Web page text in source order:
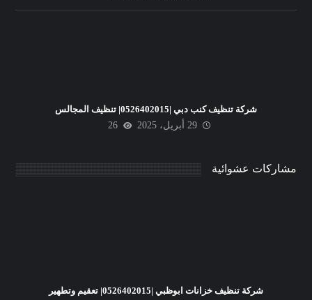
شركة تنظيف كنب دبي |0526402015| تنظيف المجالس
29 أبريل، 2025
26
مشاركات عشوائية
شركة تنظيف خزانات ابوظبي |0526402015| تعقيم وتطهير